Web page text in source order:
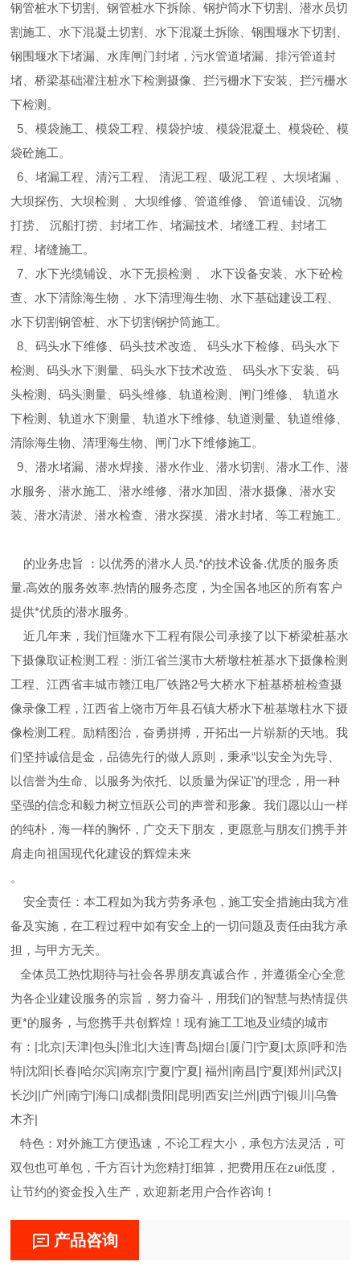
钢管桩水下切割、钢管桩水下拆除、钢护筒水下切割、潜水员切
割施工、水下混凝土切割、水下混凝土拆除、钢围堰水下切割、
钢围堰水下堵漏、水库闸门封堵，污水管道堵漏、排污管道封
堵、桥梁基础灌注桩水下检测摄像、拦污栅水下安装、拦污栅水
下检测。
5、模袋施工、模袋工程、模袋护坡、模袋混凝土、模袋砼、模
袋砼施工。
6、堵漏工程、清污工程、 清泥工程、吸泥工程 、大坝堵漏 、
大坝探伤、大坝检测 、大坝维修、管道维修、 管道铺设、沉物
打捞、 沉船打捞、封堵工作、堵漏技术、堵缝工程、封堵工
程、堵缝施工。
7、水下光缆铺设、水下无损检测 、 水下设备安装、水下砼检
查、水下清除海生物 、水下清理海生物、水下基础建设工程、
水下切割钢管桩、水下切割钢护筒施工。
8、码头水下维修、码头技术改造、 码头水下检修、码头水下
检测、码头水下测量、码头水下技术改造、 码头水下安装、码
头检测、码头测量、码头维修、轨道检测、闸门维修、 轨道水
下检测、轨道水下测量、轨道水下维修、轨道测量、轨道维修、
清除海生物、清理海生物、闸门水下维修施工。
9、潜水堵漏、潜水焊接、潜水作业、潜水切割、潜水工作、潜
水服务、潜水施工、潜水维修、潜水加固、潜水摄像、潜水安
装、潜水清淤、潜水检查、潜水探摸、潜水封堵、等工程施工。
的业务忠旨 ：以优秀的潜水人员.*的技术设备.优质的服务质
量.高效的服务效率.热情的服务态度，为全国各地区的所有客户
提供*优质的潜水服务。
近几年来，我们恒隆水下工程有限公司承接了以下桥梁桩基水
下摄像取证检测工程：浙江省兰溪市大桥墩柱桩基水下摄像检测
工程、江西省丰城市赣江电厂铁路2号大桥水下桩基桥桩检查摄
像录像工程，江西省上饶市万年县石镇大桥水下桩基墩柱水下摄
像检测工程。励精图治，奋勇拼搏，开拓出一片崭新的天地。我
们坚持诚信是金，品德先行的做人原则，秉承“以安全为先导、
以信誉为生命、以服务为依托、以质量为保证"的理念，用一种
坚强的信念和毅力树立恒跃公司的声誉和形象。我们愿以山一样
的纯朴，海一样的胸怀，广交天下朋友，更愿意与朋友们携手并
肩走向祖国现代化建设的辉煌未来
。
安全责任：本工程如为我方劳务承包，施工安全措施由我方准
备及实施，在工程过程中如有安全上的一切问题及责任由我方承
担，与甲方无关。
全体员工热忱期待与社会各界朋友真诚合作，并遵循全心全意
为各企业建设服务的宗旨，努力奋斗，用我们的智慧与热情提供
更*的服务，与您携手共创辉煌！现有施工工地及业绩的城市
有：|北京|天津|包头|淮北|大连|青岛|烟台|厦门|宁夏|太原|呼和浩
特|沈阳|长春|哈尔滨|南京|宁夏|宁夏| 福州|南昌|宁夏|郑州|武汉|
长沙||广州|南宁|海口|成都|贵阳|昆明|西安|兰州|西宁|银川|乌鲁
木齐|
特色：对外施工方便迅速，不论工程大小，承包方法灵活，可
双包也可单包，千方百计为您精打细算，把费用压在zui低度，
让节约的资金投入生产，欢迎新老用户合作咨询！
产品咨询